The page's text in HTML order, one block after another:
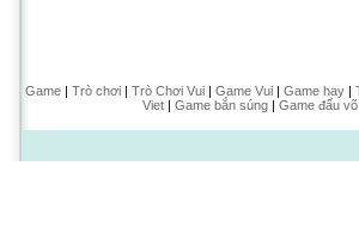
Game| Trò chơi| Trò Chơi Vui| Game Vui| Game hay|
Viet| Game bắn súng| Game đấu võ